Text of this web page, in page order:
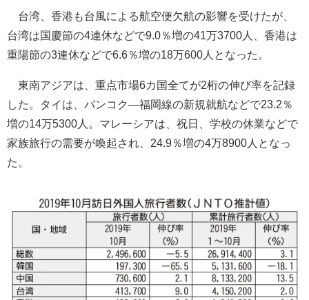
台湾、香港も台風による航空便欠航の影響を受けたが、
台湾は国慶節の4連休などで9.0％増の41万3700人、香港は
重陽節の3連休などで6.6％増の18万600人となった。
東南アジアは、重点市場6カ国全てが2桁の伸び率を記録
した。タイは、バンコク―福岡線の新規就航などで23.2％
増の14万5300人。マレーシアは、祝日、学校の休業などで
家族旅行の需要が喚起され、24.9％増の4万8900人となっ
た。